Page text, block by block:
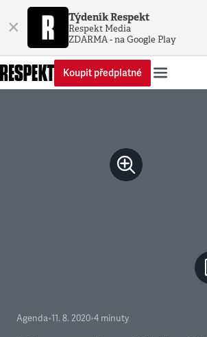
× Týdeník Respekt
Respekt Media
ZDARMA - na Google Play
Koupit předplatné
Agenda•11. 8. 2020•4 minuty